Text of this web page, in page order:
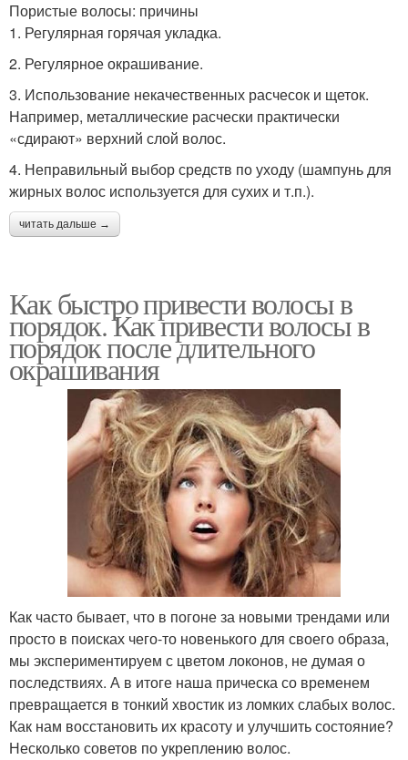
Пористые волосы: причины
1. Регулярная горячая укладка.
2. Регулярное окрашивание.
3. Использование некачественных расчесок и щеток.
Например, металлические расчески практически
«сдирают» верхний слой волос.
4. Неправильный выбор средств по уходу (шампунь для
жирных волос используется для сухих и т.п.).
читать дальше →
Как быстро привести волосы в
порядок. Как привести волосы в
порядок после длительного
окрашивания
Как часто бывает, что в погоне за новыми трендами или
просто в поисках чего-то новенького для своего образа,
мы экспериментируем с цветом локонов, не думая о
последствиях. А в итоге наша прическа со временем
превращается в тонкий хвостик из ломких слабых волос.
Как нам восстановить их красоту и улучшить состояние?
Несколько советов по укреплению волос.